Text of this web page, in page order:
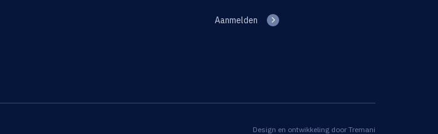
Aanmelden
Design en ontwikkeling door Tremani